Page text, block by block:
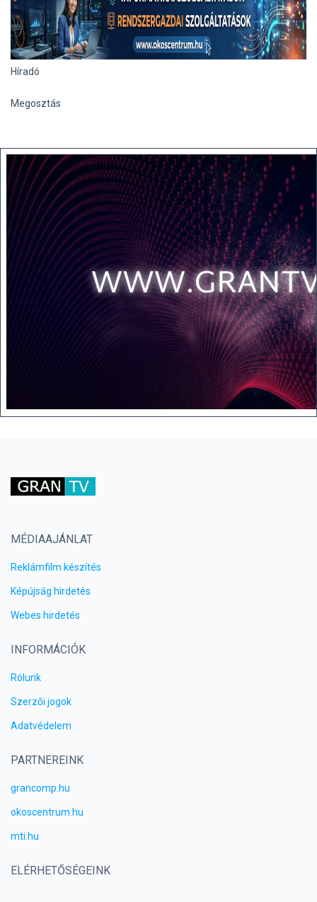
Híradó
Megosztás
MÉDIAAJÁNLAT
Reklámfilm készítés
Képújság hirdetés
Webes hirdetés
INFORMÁCIÓK
Rólunk
Szerzői jogok
Adatvédelem
PARTNEREINK
grancomp.hu
okoscentrum.hu
mti.hu
ELÉRHETŐSÉGEINK